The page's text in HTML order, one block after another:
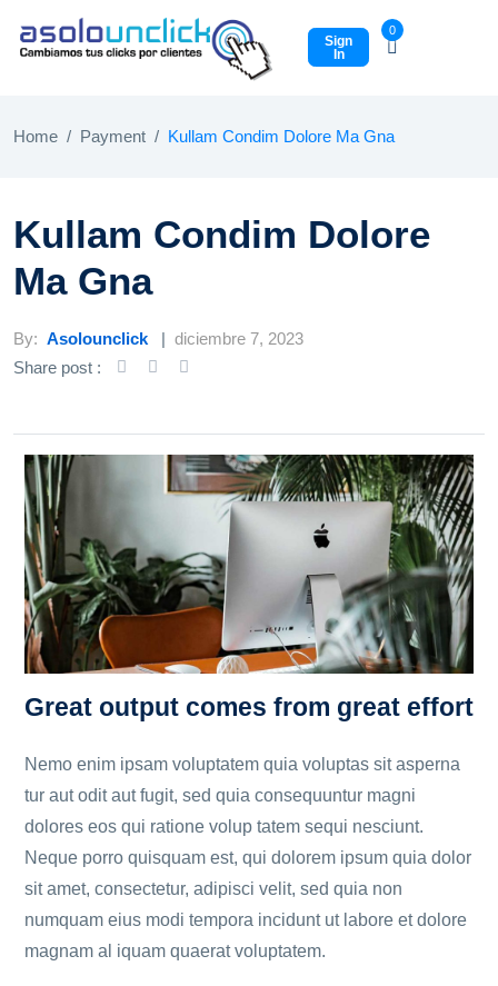
Sign
In
0
Home Payment Kullam Condim Dolore Ma Gna
Kullam Condim Dolore
Ma Gna
By: Asolounclick
diciembre 7, 2023
Share post :
Great output comes from great effort
Nemo enim ipsam voluptatem quia voluptas sit asperna
tur aut odit aut fugit, sed quia consequuntur magni
dolores eos qui ratione volup tatem sequi nesciunt.
Neque porro quisquam est, qui dolorem ipsum quia dolor
sit amet, consectetur, adipisci velit, sed quia non
numquam eius modi tempora incidunt ut labore et dolore
magnam al iquam quaerat voluptatem.